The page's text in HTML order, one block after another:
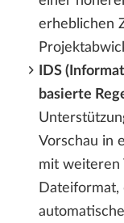
erheblichen
IDS
basierte
Vorschau in
mit weiteren
Dateiformat,